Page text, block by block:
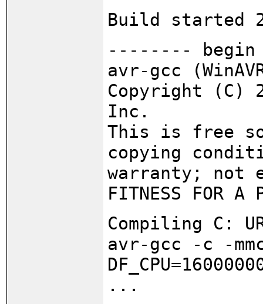
Build started
--------
avr-gcc
Copyright (C)
Inc.
This is free
copying
warranty; not
FITNESS FOR A
Compiling C:
avr-gcc -c -
...